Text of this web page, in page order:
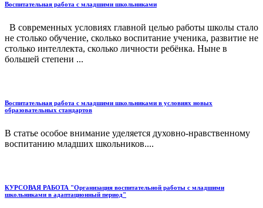
Воспитательная работа с младшими школьниками
В современных условиях главной целью работы школы стало
не столько обучение, сколько воспитание ученика, развитие не
столько интеллекта, сколько личности ребёнка. Ныне в
большей степени ...
Воспитательная работа с младшими школьниками в условиях новых
образовательных стандартов
В статье особое внимание уделяется духовно-нравственному
воспитанию младших школьников....
КУРСОВАЯ РАБОТА "Организация воспитательной работы с младшими
школьниками в адаптационный период"